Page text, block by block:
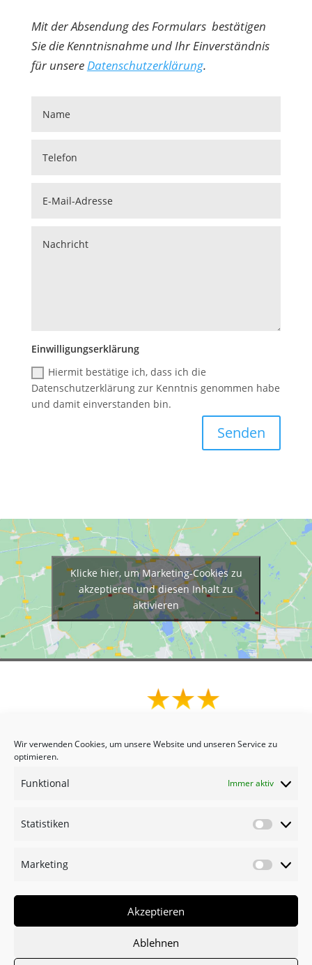
Wir verwenden Cookies, um unsere Website und unseren Service zu
optimieren.
Funktional Immer aktiv
Statistiken
Marketing
Akzeptieren
Ablehnen
Mit der Absendung des Formulars bestätigen
Sie die Kenntnisnahme und Ihr Einverständnis
für unsereDatenschutzerklärung.
Einwilligungserklärung
Hiermit bestätige ich, dass ich die
Datenschutzerklärung zur Kenntnis genommen habe
und damit einverstanden bin.
Senden
Klicke hier, um Marketing-Cookies zu
akzeptieren und diesen Inhalt zu
aktivieren